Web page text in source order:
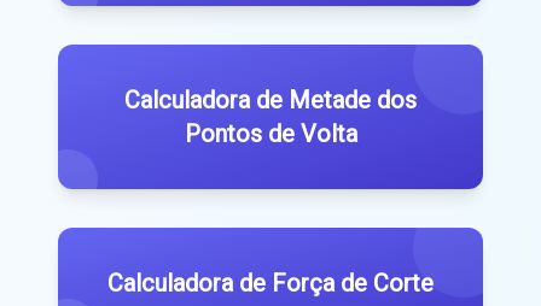
Calculadora de Metade dos
Pontos de Volta
Calculadora de Força de Corte